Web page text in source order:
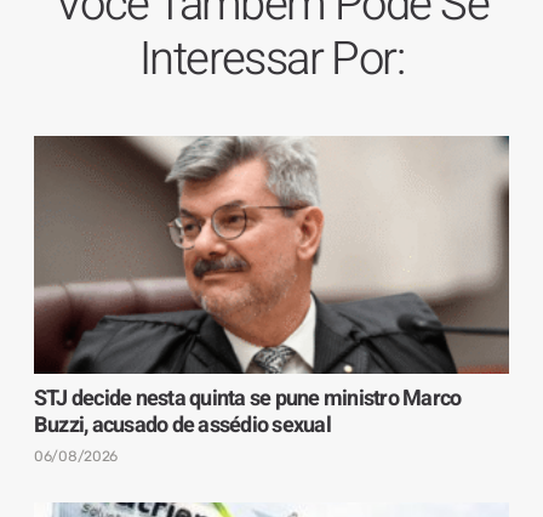
Interessar Por:
STJ decide nesta quinta se pune ministro Marco
Buzzi, acusado de assédio sexual
06/08/2026